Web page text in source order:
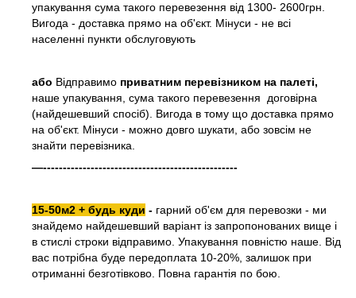
упакування сума такого перевезення від 1300- 2600грн.
Вигода - доставка прямо на об'єкт. Мінуси - не всі
населенні пункти обслуговують
або Відправимо приватним перевізником на палеті,
наше упакування, сума такого перевезення договірна
(найдешевший спосіб). Вигода в тому що доставка прямо
на об'єкт. Мінуси - можно довго шукати, або зовсім не
знайти перевізника.
—-------------------------------------------------
15-50м2 + будь куди - гарний об'єм для перевозки - ми
знайдемо найдешевший варіант із запропонованих вище і
в стислі строки відправимо. Упакування повністю наше. Від
вас потрібна буде передоплата 10-20%, залишок при
отриманні безготівково. Повна гарантія по бою.